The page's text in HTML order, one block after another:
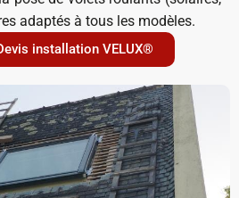
adaptés à tous les modèles.
installation VELUX®